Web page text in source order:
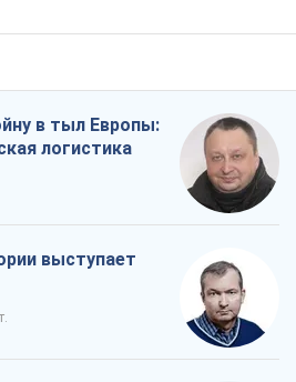
в тыл Европы:
логистика
выступает